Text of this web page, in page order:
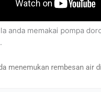
anda memakai pompa
menemukan rembesan air